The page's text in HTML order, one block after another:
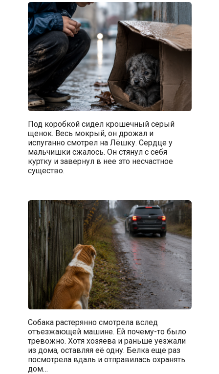
Под коробкой сидел крошечный серый
щенок. Весь мокрый, он дрожал и
испуганно смотрел на Лёшку. Сердце у
мальчишки сжалось. Он стянул с себя
куртку и завернул в нее это несчастное
существо.
Собака растерянно смотрела вслед
отъезжающей машине. Ей почему-то было
тревожно. Хотя хозяева и раньше уезжали
из дома, оставляя её одну. Белка еще раз
посмотрела вдаль и отправилась охранять
дом…